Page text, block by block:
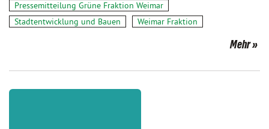
Pressemitteilung Grüne Fraktion Weimar
Stadtentwicklung und Bauen
Weimar Fraktion
Mehr